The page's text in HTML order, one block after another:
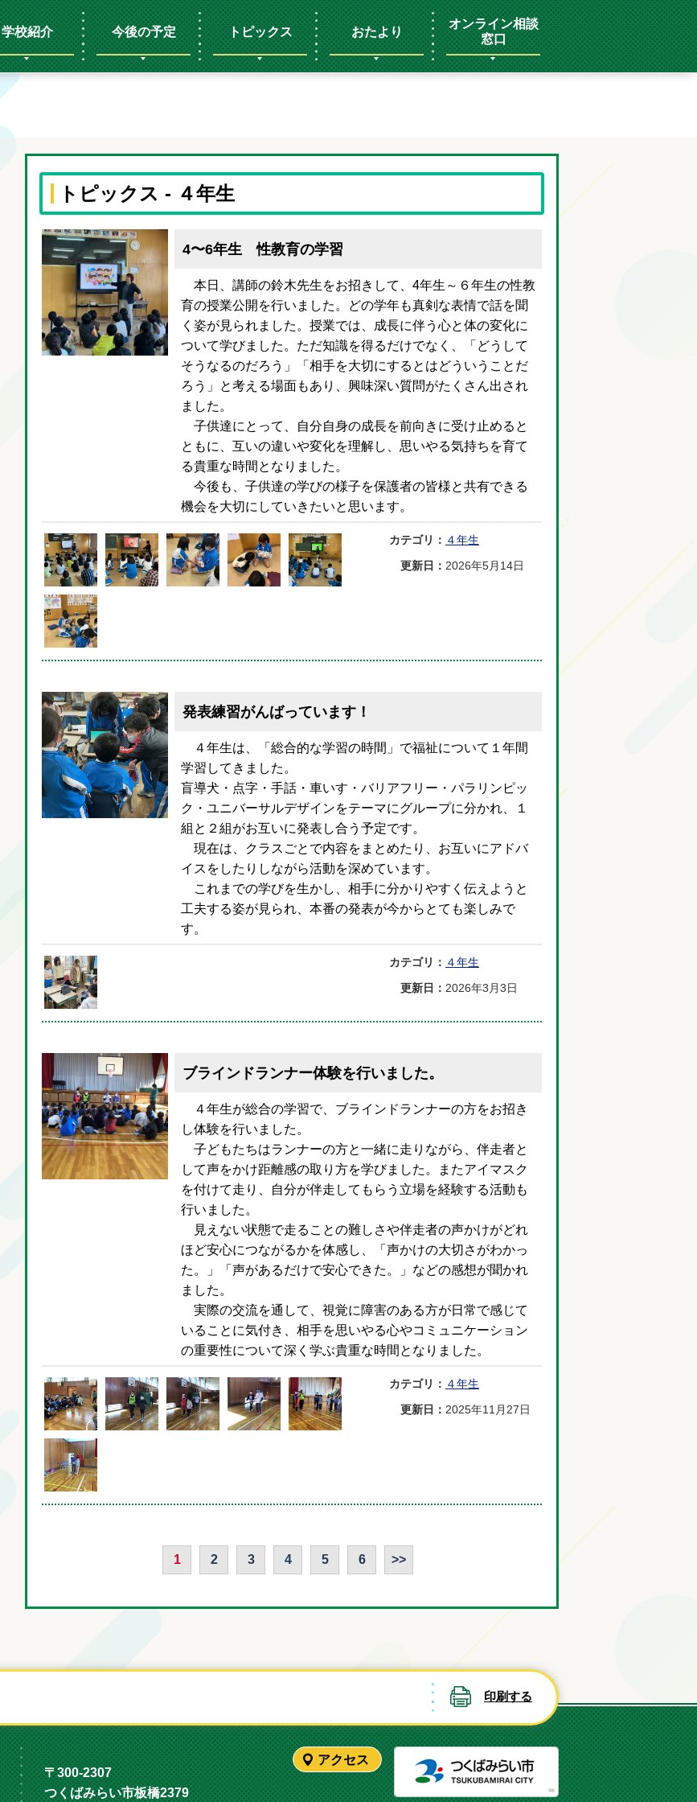
学校紹介 今後の予定 トピックス おたより
オンライン相談
窓口
トピックス - ４年生
4〜6年生 性教育の学習
本日、講師の鈴木先生をお招きして、4年生～６年生の性教
育の授業公開を行いました。どの学年も真剣な表情で話を聞
く姿が見られました。授業では、成長に伴う心と体の変化に
ついて学びました。ただ知識を得るだけでなく、「どうして
そうなるのだろう」「相手を大切にするとはどういうことだ
ろう」と考える場面もあり、興味深い質問がたくさん出され
ました。
子供達にとって、自分自身の成長を前向きに受け止めると
ともに、互いの違いや変化を理解し、思いやる気持ちを育て
る貴重な時間となりました。
今後も、子供達の学びの様子を保護者の皆様と共有できる
機会を大切にしていきたいと思います。
カテゴリ： ４年生
更新日： 2026年5月14日
発表練習がんばっています！
４年生は、「総合的な学習の時間」で福祉について１年間
学習してきました。
盲導犬・点字・手話・車いす・バリアフリー・パラリンピッ
ク・ユニバーサルデザインをテーマにグループに分かれ、１
組と２組がお互いに発表し合う予定です。
現在は、クラスごとで内容をまとめたり、お互いにアドバ
イスをしたりしながら活動を深めています。
これまでの学びを生かし、相手に分かりやすく伝えようと
工夫する姿が見られ、本番の発表が今からとても楽しみで
す。
カテゴリ： ４年生
更新日： 2026年3月3日
ブラインドランナー体験を行いました。
４年生が総合の学習で、ブラインドランナーの方をお招き
し体験を行いました。
子どもたちはランナーの方と一緒に走りながら、伴走者と
して声をかけ距離感の取り方を学びました。またアイマスク
を付けて走り、自分が伴走してもらう立場を経験する活動も
行いました。
見えない状態で走ることの難しさや伴走者の声かけがどれ
ほど安心につながるかを体感し、「声かけの大切さがわかっ
た。」「声があるだけで安心できた。」などの感想が聞かれ
ました。
実際の交流を通して、視覚に障害のある方が日常で感じて
いることに気付き、相手を思いやる心やコミュニケーション
の重要性について深く学ぶ貴重な時間となりました。
カテゴリ： ４年生
更新日： 2025年11月27日
1 2 3 4 5 6 >>
印刷する
〒300-2307
つくばみらい市板橋2379
アクセス つくばみ